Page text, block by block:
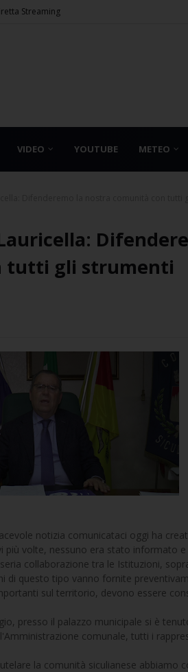
Streaming
VIDEO YOUTUBE METEO
tutti gli strumenti
notizia comunicataci oggi ha
più volte, nessuno era stato informato
collaborazione tra le Istituzioni,
di questo tipo vanno fornite
sul territorio, devono essere
presso il palazzo municipale si è
comunale, tutti i
la comunità siculianese abbiamo